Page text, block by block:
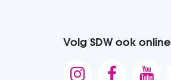
Volg SDW ook online
  